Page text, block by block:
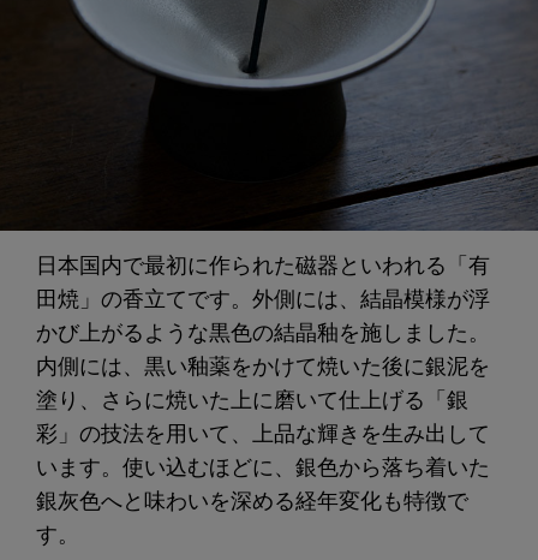
日本国内で最初に作られた磁器といわれる「有
田焼」の香立てです。外側には、結晶模様が浮
かび上がるような黒色の結晶釉を施しました。
内側には、黒い釉薬をかけて焼いた後に銀泥を
塗り、さらに焼いた上に磨いて仕上げる「銀
彩」の技法を用いて、上品な輝きを生み出して
います。使い込むほどに、銀色から落ち着いた
銀灰色へと味わいを深める経年変化も特徴で
す。